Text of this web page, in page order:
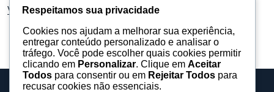
Veja mais fotos no Facebook
Respeitamos sua privacidade
Cookies nos ajudam a melhorar sua experiência,
entregar conteúdo personalizado e analisar o
tráfego. Você pode escolher quais cookies permitir
clicando em Personalizar. Clique em Aceitar
Todos para consentir ou em Rejeitar Todos para
recusar cookies não essenciais.